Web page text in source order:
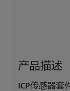
产品描述
ICP传感器套